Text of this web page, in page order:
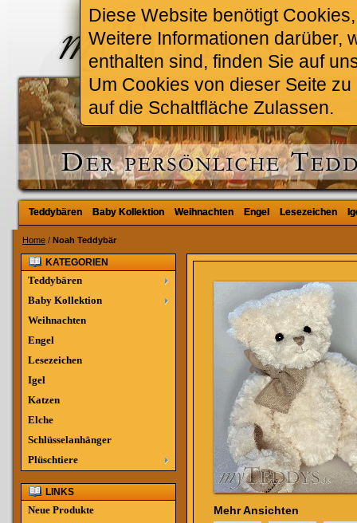
Teddybären Baby Kollektion Weihnachten Engel Lesezeichen
Teddybären Baby Kollektion Weihnachten Engel Lesezeichen
Home / Noah Teddybär
Mehr Ansichten
KATEGORIEN
Teddybären
Baby Kollektion
Weihnachten
Engel
Lesezeichen
Igel
Katzen
Elche
Schlüsselanhänger
Plüschtiere
LINKS
Neue Produkte
Diese Website benötigt
Weitere Informationen darüber,
enthalten sind, finden Sie auf
Um Cookies von dieser Seite
auf die Schaltfläche Zulassen.